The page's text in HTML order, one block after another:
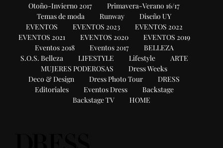
Otoño-Invierno 2017
Primavera-Verano 16/17
Temas de moda
Runway
Diseño UY
EVENTOS
EVENTOS 2023
EVENTOS 2022
EVENTOS 2021
EVENTOS 2020
EVENTOS 2019
Eventos 2018
Eventos 2017
BELLEZA
S.O.S. Belleza
LIFESTYLE Lifestyle
ARTE
MUJERES PODEROSAS
Dress Weeks
Deco & Design
Dress Photo Tour
DRESS
Editoriales
Eventos Dress
Backstage
Backstage TV
HOME